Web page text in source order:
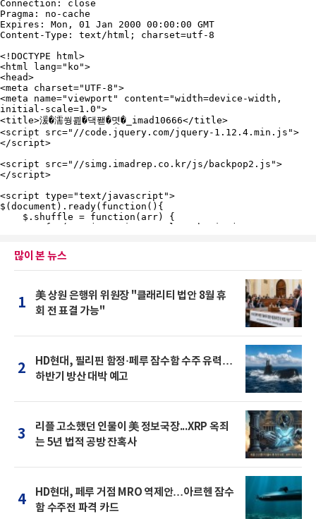
많이 본 뉴스
1
美 상원 은행위 위원장 "클래리티 법안 8월 휴
회 전 표결 가능"
2
HD현대, 필리핀 함정·페루 잠수함 수주 유력…
하반기 방산 대박 예고
3
리플 고소했던 인물이 美 정보국장...XRP 옥죄
는 5년 법적 공방 잔혹사
4
HD현대, 페루 거점 MRO 역제안…아르헨 잠수
함 수주전 파격 카드